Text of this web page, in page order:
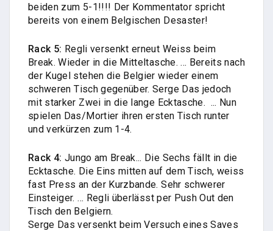
beiden zum 5-1!!!! Der Kommentator spricht
bereits von einem Belgischen Desaster!
Rack 5: Regli versenkt erneut Weiss beim
Break. Wieder in die Mitteltasche. ... Bereits nach
der Kugel stehen die Belgier wieder einem
schweren Tisch gegenüber. Serge Das jedoch
mit starker Zwei in die lange Ecktasche. ... Nun
spielen Das/Mortier ihren ersten Tisch runter
und verkürzen zum 1-4.
Rack 4: Jungo am Break... Die Sechs fällt in die
Ecktasche. Die Eins mitten auf dem Tisch, weiss
fast Press an der Kurzbande. Sehr schwerer
Einsteiger. ... Regli überlässt per Push Out den
Tisch den Belgiern.
Serge Das versenkt beim Versuch eines Saves